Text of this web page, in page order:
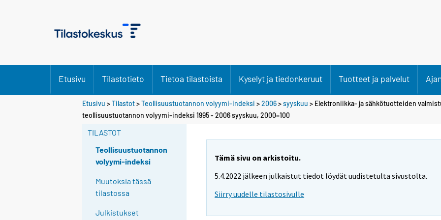
Etusivu Tilastotieto Tietoa tilastoista Kyselyt ja tiedonkeruut Tuotteet ja palvelut
Etusivu >Tilastot>Teollisuustuotannon volyymi-indeksi >2006>syyskuu > Elektroniikka- ja sähkötuotteiden
teollisuustuotannon volyymi-indeksi 1995 - 2006 syyskuu, 2000=100
TILASTOT
Teollisuustuotannon
volyymi-indeksi
Muutoksia tässä
tilastossa
Julkistukset
Tämä sivu on arkistoitu.
5.4.2022 jälkeen julkaistut tiedot löydät uudistetulta sivustolta.
Siirry uudelle tilastosivulle